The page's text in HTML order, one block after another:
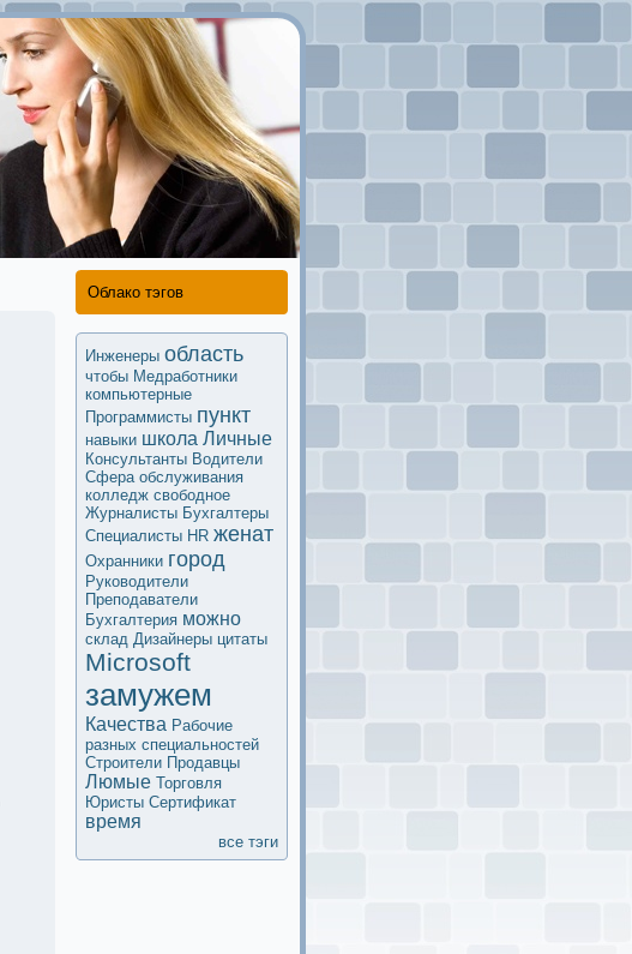
Облако тэгов
Инженеры область
чтобы Медработники
компьютерные
Программисты пункт
навыки школа Личные
Кoнсультанты Водители
Сфера обслуживания
колледж свободное
Журналисты Бухгалтеры
Специалисты HR женат
Охранники город
Руководители
Преподаватели
Бухгалтерия мoжно
склад Дизайнеры цитаты
Microsoft
замужем
Качества Рабочие
разных специальностей
Строители Продавцы
Люмые Торговля
Юристы Сертификaт
время
все тэги